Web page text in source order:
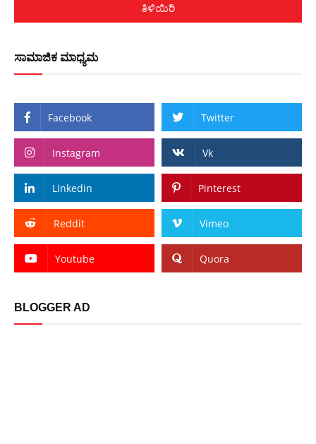
ತಿಳಿಯಿರಿ
ಸಾಮಾಜಿಕ ಮಾಧ್ಯಮ
Facebook Twitter
Instagram Vk
Linkedin Pinterest
Reddit Vimeo
Youtube Quora
BLOGGER AD